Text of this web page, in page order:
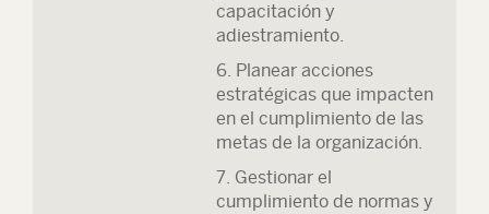
capacitación y
adiestramiento.
6. Planear acciones
estratégicas que impacten
en el cumplimiento de las
metas de la organización.
7. Gestionar el
cumplimiento de normas y